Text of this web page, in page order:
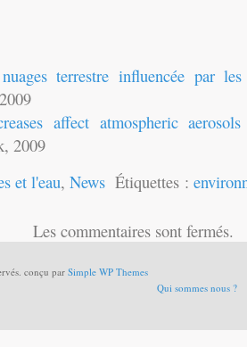
terrestre influencée par
affect atmospheric
2009
et l'eau, News Étiquettes :
Les commentaires sont fermés.
conçu par Simple WP Themes
Qui sommes nous ?